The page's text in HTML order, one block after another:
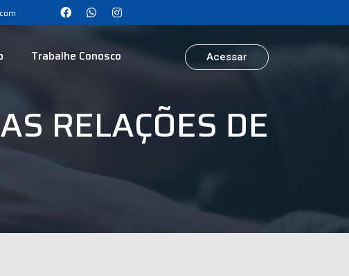
Trabalhe Conosco Acessar
RELAÇÕES DE